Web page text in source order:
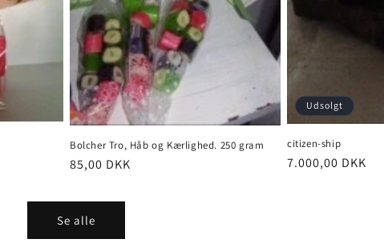
Bolcher Tro, Håb og Kærlighed. 250 gram
Normalpris
85,00 DKK
Udsolgt
citizen-ship
Normalpris
7.000,00 DKK
Se alle